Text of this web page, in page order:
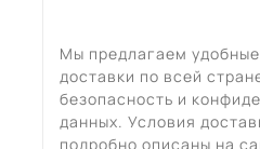
Мы предлагаем
доставки по всей
безопасность и
данных. Условия
подробно описаны на